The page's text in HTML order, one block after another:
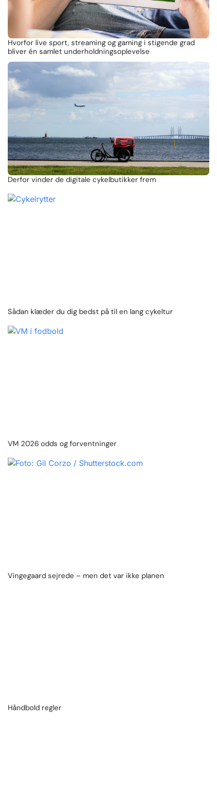
Hvorfor live sport, streaming og gaming i stigende grad
bliver én samlet underholdningsoplevelse
Derfor vinder de digitale cykelbutikker frem
Sådan klæder du dig bedst på til en lang cykeltur
VM 2026 odds og forventninger
Vingegaard sejrede – men det var ikke planen
Håndbold regler